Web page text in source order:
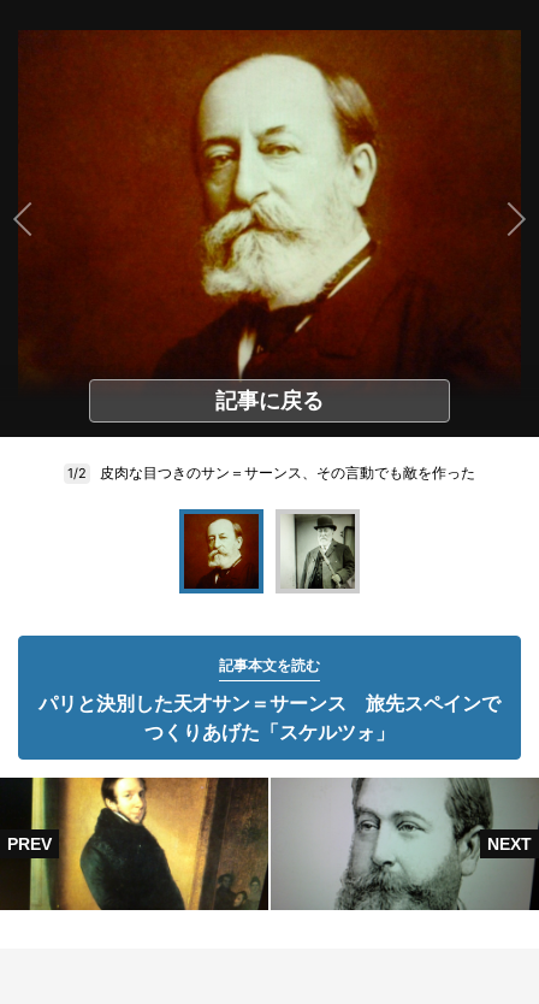
記事に戻る
1/2 皮肉な目つきのサン＝サーンス、その言動でも敵を作った
記事本文を読む
パリと決別した天才サン＝サーンス 旅先スペインで
つくりあげた「スケルツォ」